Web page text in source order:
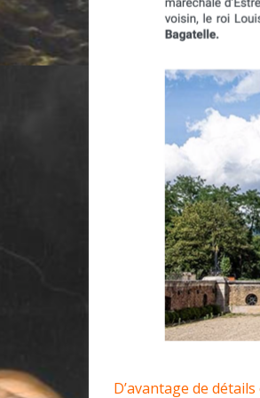
D’avantage de